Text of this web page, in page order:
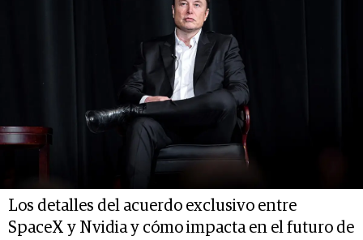
Los detalles del acuerdo exclusivo entre
SpaceX y Nvidia y cómo impacta en el futuro de